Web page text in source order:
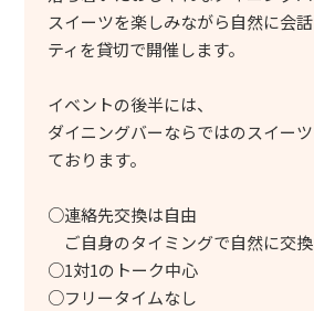
スイーツを楽しみながら自然に会
ティを貸切で開催します。
イベントの後半には、
ダイニングバーならではのスイー
ております。
○連絡先交換は自由
ご自身のタイミングで自然に交換
○1対1のトーク中心
○フリータイムなし